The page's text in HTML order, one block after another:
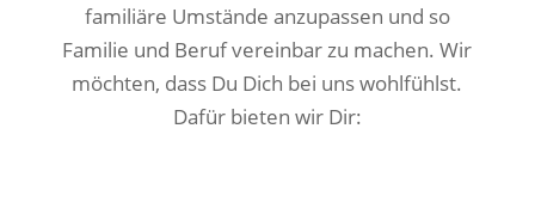
familiäre Umstände anzupassen und so
Familie und Beruf vereinbar zu machen. Wir
möchten, dass Du Dich bei uns wohlfühlst.
Dafür bieten wir Dir: